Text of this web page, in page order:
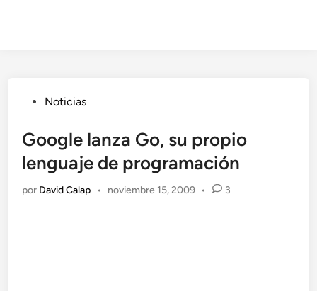
Publicado
Noticias
Google lanza Go, su propio
lenguaje de programación
por David Calap • noviembre 15, 2009 • 3